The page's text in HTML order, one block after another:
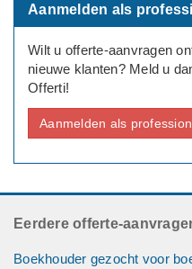
Aanmelden als
Wilt u offerte-aanvragen
nieuwe klanten? Meld u
Offerti!
Aanmelden als
Eerdere offerte-
Boekhouder gezocht voor